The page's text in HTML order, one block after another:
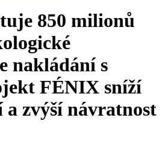
850 milionů
nakládání s
FÉNIX sníží
a zvýší návratnost